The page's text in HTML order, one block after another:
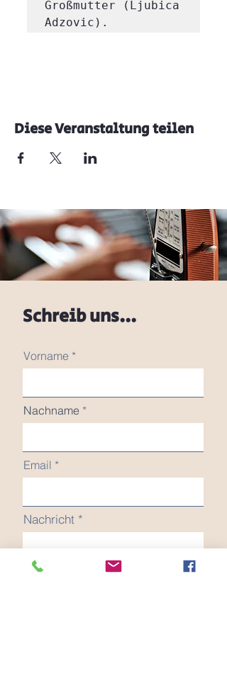
Großmutter (Ljubica
Adzovic).
Diese Veranstaltung teilen
Schreib uns...
Vorname
Nachname
Email
Nachricht